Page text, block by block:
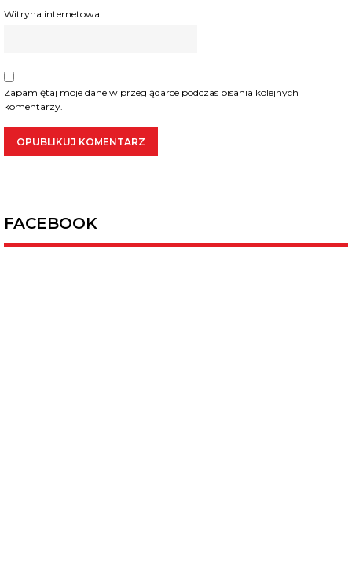
Witryna internetowa
Zapamiętaj moje dane w przeglądarce podczas pisania kolejnych
komentarzy.
FACEBOOK